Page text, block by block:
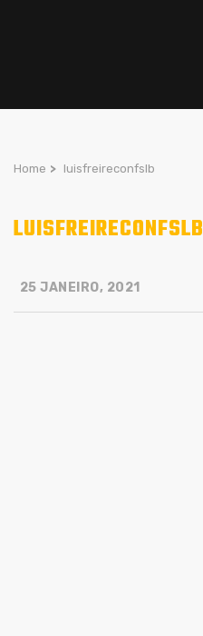
Home > luisfreireconfslb
LUISFREIRECONFSLB
25 JANEIRO, 2021